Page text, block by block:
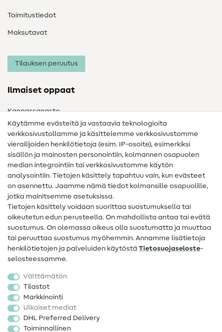
Toimitustiedot
Maksutavat
Tilauksen peruutus
Ilmaiset oppaat
Kangassanasto
Ompelusanasto
Ompeluohjeet
Apua ja yhteystiedot
Yhteystiedot
Tietoa omistajanvaihdoksesta
Peruutusoikeus
Suosittu
Kankaat
Ompelutarvikkeet
Ale
Käytämme evästeitä ja vastaavia teknologioita
verkkosivustollamme ja käsittelemme verkkosivustomme
vierailijoiden henkilötietoja (esim. IP-osoite), esimerkiksi
sisällön ja mainosten personointiin, kolmannen osapuolen
median integrointiin tai verkkosivustomme käytön
analysointiin. Tietojen käsittely tapahtuu vain, kun evästeet
on asennettu. Jaamme nämä tiedot kolmansille osapuolille,
jotka mainitsemme asetuksissa.
Tietojen käsittely voidaan suorittaa suostumuksella tai
oikeutetun edun perusteella. On mahdollista antaa tai evätä
suostumus. On olemassa oikeus olla suostumatta ja muuttaa
tai peruuttaa suostumus myöhemmin. Annamme lisätietoja
henkilötietojen ja palveluiden käytöstä Tietosuojaseloste-
selosteessamme.
Välttämätön
Tilastot
Markkinointi
Ulkoiset mediat
DHL Preferred Delivery
Toiminnallinen